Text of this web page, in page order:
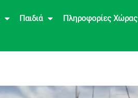
Παιδιά Πληροφορίες Χώρας